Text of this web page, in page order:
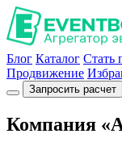
Блог Каталог Стать
Продвижение
Запросить расчет
Компания